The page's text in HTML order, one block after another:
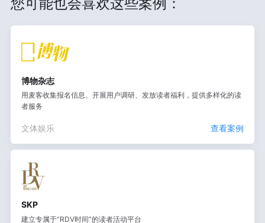
博物杂志
用麦客收集报名信息、开展用户调研、发放读者福利，提供多样化的读
者服务
文体娱乐 查看案例
SKP
建立专属于“RDV时间”的读者活动平台